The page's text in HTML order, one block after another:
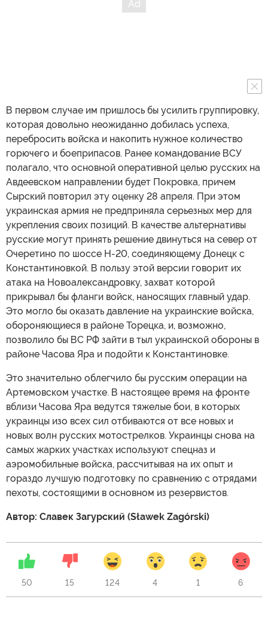
В первом случае им пришлось бы усилить группировку,
которая довольно неожиданно добилась успеха,
перебросить войска и накопить нужное количество
горючего и боеприпасов. Ранее командование ВСУ
полагало, что основной оперативной целью русских на
Авдеевском направлении будет Покровка, причем
Сырский повторил эту оценку 28 апреля. При этом
украинская армия не предприняла серьезных мер для
укрепления своих позиций. В качестве альтернативы
русские могут принять решение двинуться на север от
Очеретино по шоссе Н-20, соединяющему Донецк с
Константиновкой. В пользу этой версии говорит их
атака на Новоалександровку, захват которой
прикрывал бы фланги войск, наносящих главный удар.
Это могло бы оказать давление на украинские войска,
обороняющиеся в районе Торецка, и, возможно,
позволило бы ВС РФ зайти в тыл украинской обороны в
районе Часова Яра и подойти к Константиновке.
Это значительно облегчило бы русским операции на
Артемовском участке. В настоящее время на фронте
вблизи Часова Яра ведутся тяжелые бои, в которых
украинцы изо всех сил отбиваются от все новых и
новых волн русских мотострелков. Украинцы снова на
самых жарких участках используют спецназ и
аэромобильные войска, рассчитывая на их опыт и
гораздо лучшую подготовку по сравнению с отрядами
пехоты, состоящими в основном из резервистов.
Автор: Славек Загурский (Sławek Zagórski)
50 15 124 4 1 6